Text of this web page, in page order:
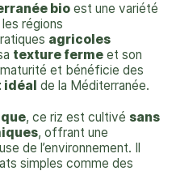
bio est une variété
régions
agricoles
texture ferme et son
et bénéficie des
de la Méditerranée.
, ce riz est cultivé sans
, offrant une
de l’environnement. Il
simples comme des